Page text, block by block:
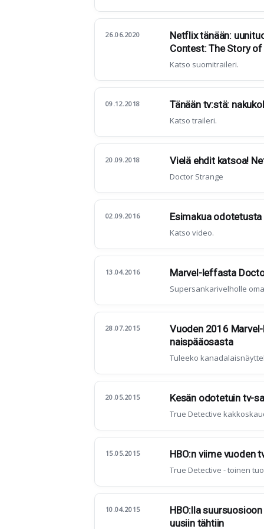
26.06.2020
Netflix tänään:
Contest: The Story of
Katso suomitraileri.
09.12.2018 Tänään tv:stä:
Katso traileri.
20.09.2018 Vielä ehdit katsoa!
Doctor Strange
02.09.2016 Esimakua
Katso video.
13.04.2016 Marvel-leffasta
Supersankarivelholle
28.07.2015
Vuoden 2016
naispääosasta
Tuleeko
20.05.2015 Kesän odotetuin tv-
True Detective
15.05.2015 HBO:n viime vuoden
True Detective - toinen
10.04.2015
HBO:lla
uusiin tähtiin